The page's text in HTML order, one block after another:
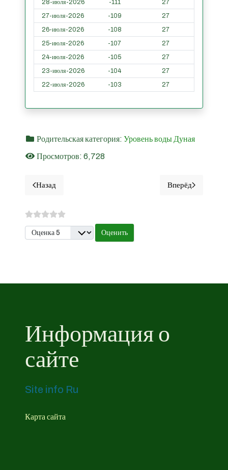
28-июля-2026
-111
27
27-июля-2026
-109
27
26-июля-2026
-108
27
25-июля-2026
-107
27
24-июля-2026
-105
27
23-июля-2026
-104
27
22-июля-2026
-103 27
Родительская категория: Уровень воды Дуная
Просмотров: 6,728
Предыдущий материал: Джурджу - Уровни воды Дуная
Назад
Следующий
Вперёд
Пожалуйста, оцените
Информация о
сайте
Site info Ru
Карта сайта